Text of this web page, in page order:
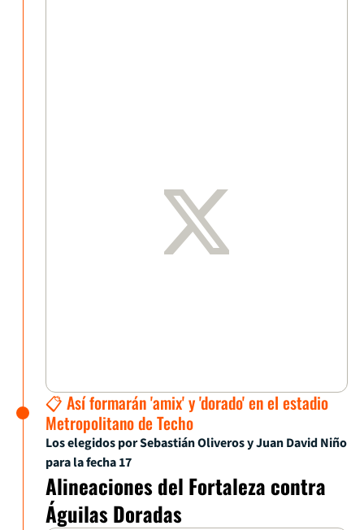
📋 Así formarán 'amix' y 'dorado' en el estadio
Metropolitano de Techo
Los elegidos por Sebastián Oliveros y Juan David Niño
para la fecha 17
Alineaciones del Fortaleza contra
Águilas Doradas